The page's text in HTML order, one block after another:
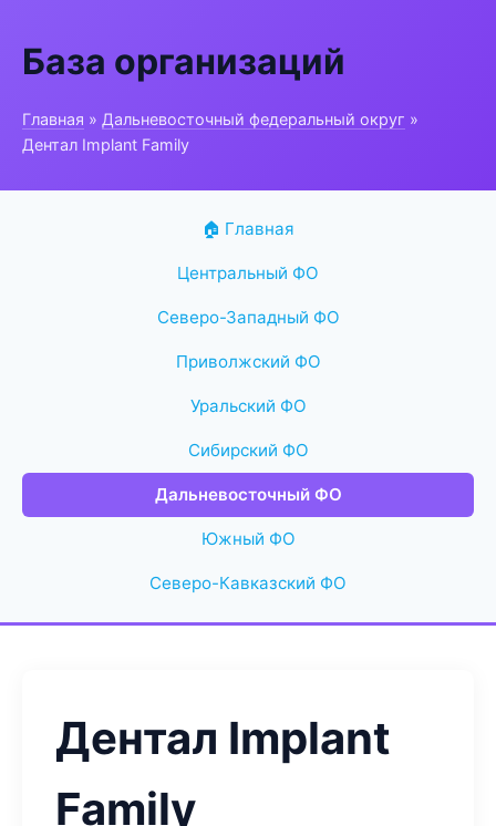
База организаций
Главная » Дальневосточный федеральный округ »
Дентал Implant Family
🏠 Главная
Центральный ФО
Северо-Западный ФО
Приволжский ФО
Уральский ФО
Сибирский ФО
Дальневосточный ФО
Южный ФО
Северо-Кавказский ФО
Дентал Implant
Family